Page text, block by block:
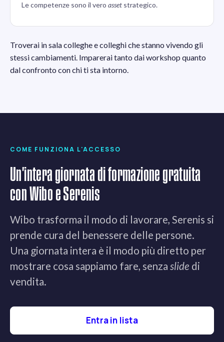
Le competenze sono il vero asset strategico.
Troverai in sala colleghe e colleghi che stanno vivendo gli
stessi cambiamenti. Imparerai tanto dai workshop quanto
dal confronto con chi ti sta intorno.
COME FUNZIONA L'ACCESSO
Un'intera giornata di formazione gratuita
con Wibo e Serenis
Wibo trasforma il modo di lavorare, Serenis si
prende cura del benessere delle persone.
Una giornata intera è il modo più diretto per
mostrare cosa sappiamo fare, senza slide di
vendita.
Entra in lista